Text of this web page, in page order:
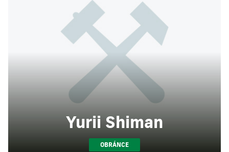
Yurii Shiman
OBRÁNCE